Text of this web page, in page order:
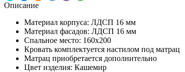
Описание
Материал корпуса: ЛДСП 16 мм
Материал фасадов: ЛДСП 16 мм
Спальное место: 160х200
Кровать комплектуется настилом под матрац
Матрац приобретается дополнительно
Цвет изделия: Кашемир